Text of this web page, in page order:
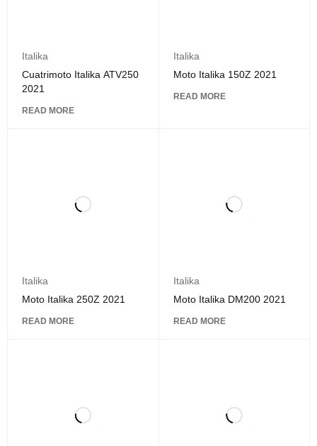
Italika
Cuatrimoto Italika ATV250
2021
READ MORE
Italika
Moto Italika 150Z 2021
READ MORE
Italika
Moto Italika 250Z 2021
READ MORE
Italika
Moto Italika DM200 2021
READ MORE